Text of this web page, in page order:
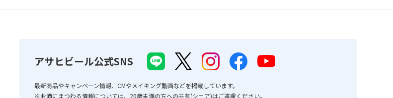
アサヒビール公式SNS
最新商品やキャンペーン情報、CMやメイキング動画などを掲載しています。
※お酒にまつわる情報については、20歳未満の方への共有(シェア)はご遠慮ください。